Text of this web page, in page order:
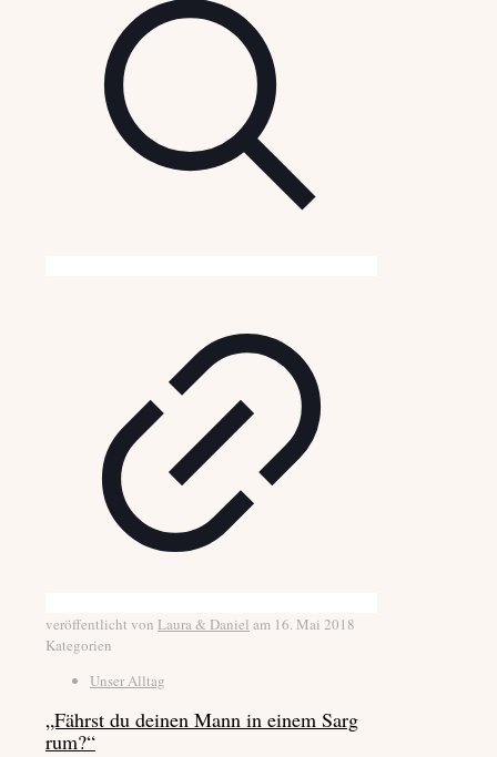
veröffentlicht von Laura & Daniel am 16. Mai 2018
Kategorien
Unser Alltag
„Fährst du deinen Mann in einem Sarg
rum?“